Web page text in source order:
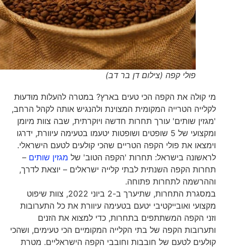
פולי קפה (צילום דן בר דב)
מי קולה את הקפה הכי טעים בארץ? במטרה להעלות מוּדעוּת
לקלייה הטרייה המקומית המצוינת ולהנגיש אותה לקהל הרחב,
'מגזין שותים' עורך תחרות חדשה ויוקרתית, שבה צוות מיומן
ומקצועי של 5 שופטים ושופטות יטעמו בטעימה עיוורת, ידרגו
וימצאו את פולי הקפה הטריים שהכי קולעים לטעם הישראלי.
לראשונה בישראל: תחרות 'הקפה הטוב' שלמגזין שותים–
תחרות הקפה השנתית לבתי קלייה ישראלים – יוצאת לדרך,
וההרשמה לתחרות פתוחה.
במסגרת התחרות, שתיערך ב-2 ביוני 2022, צוות שיפוט
מקצועי ואובייקטיבי יטעם בטעימה עיוורת את כל התערובות
וזני הקפה המשתתפים בתחרות, כדי למצוא את הזנים
ותערובות הקפה של בתי הקלייה המקומיים הכי טעימים, ושהכי
קולעים לטעם של חובבות וחובבי הקפה הישראליים. מטרת